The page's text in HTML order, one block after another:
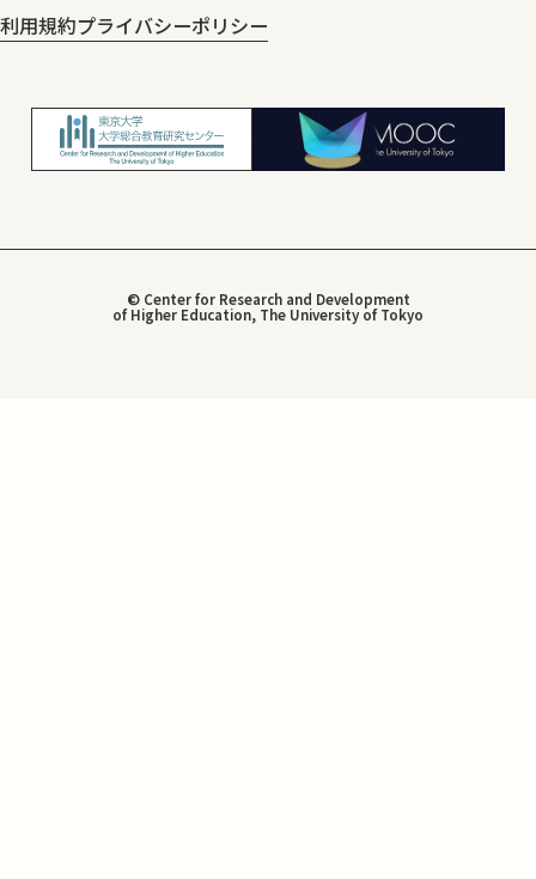
利用規約プライバシーポリシー
© Center for Research and Development
of Higher Education, The University of Tokyo